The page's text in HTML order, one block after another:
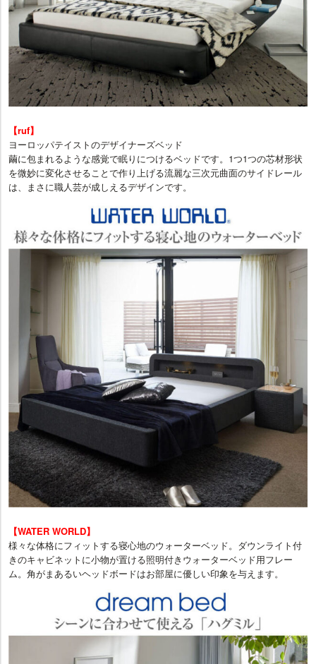
【ruf】
ヨーロッパテイストのデザイナーズベッド
繭に包まれるような感覚で眠りにつけるベッドです。1つ1つの芯材形状
を微妙に変化させることで作り上げる流麗な三次元曲面のサイドレール
は、まさに職人芸が成しえるデザインです。
【WATER WORLD】
様々な体格にフィットする寝心地のウォーターベッド。ダウンライト付
きのキャビネットに小物が置ける照明付きウォーターベッド用フレー
ム。角がまあるいヘッドボードはお部屋に優しい印象を与えます。